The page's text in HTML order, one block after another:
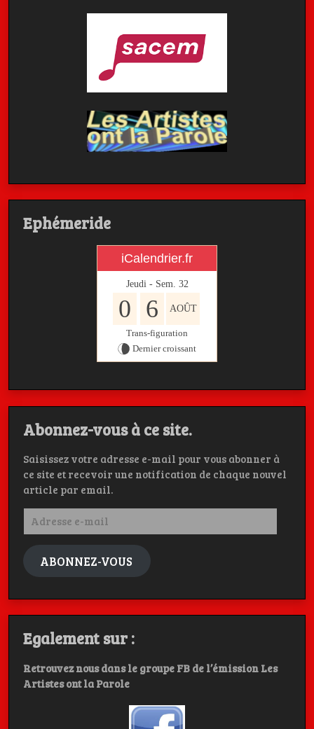
Ephémeride
iCalendrier.fr
Jeudi - Sem. 32
0 6 AOÛT
Trans-figuration
Dernier croissant
Abonnez-vous à ce site.
Saisissez votre adresse e-mail pour vous abonner à
ce site et recevoir une notification de chaque nouvel
article par email.
Adresse
mail
ABONNEZ-VOUS
Egalement sur :
Retrouvez nous dans le groupe FB de l’émission Les
Artistes ont la Parole